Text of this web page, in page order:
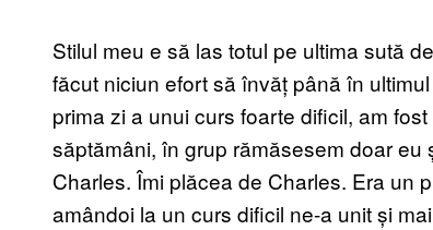
Stilul meu e să las totul pe ultima sută
făcut niciun efort să învăț până în
prima zi a unui curs foarte dificil, am
săptămâni, în grup rămăsesem doar
Charles. Îmi plăcea de Charles. Era un
amândoi la un curs dificil ne-a unit și